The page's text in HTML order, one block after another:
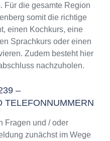
Für die gesamte Region
somit die richtige
einen Kochkurs, eine
Sprachkurs oder einen
Zudem besteht hier
nachzuholen.
–
TELEFONNUMMERN
Fragen und / oder
zunächst im Wege